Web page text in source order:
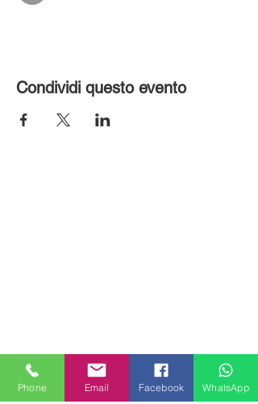
Condividi questo evento
MILANHOUSES
Phone Email Facebook WhatsApp